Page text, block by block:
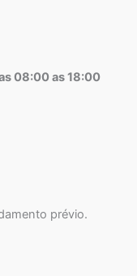
08:00 as 18:00
prévio.